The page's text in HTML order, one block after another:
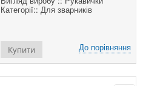
Категорії:: Для зварників
До порівняння
Купити